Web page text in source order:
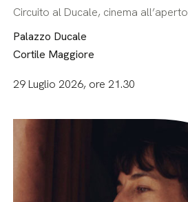
Circuito al Ducale, cinema all’aperto
Palazzo Ducale
Cortile Maggiore
29 Luglio 2026, ore 21.30